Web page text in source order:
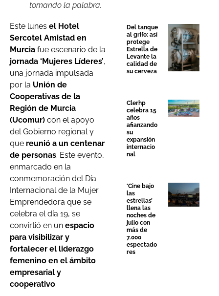
tomando la palabra.
Este lunes el Hotel
Sercotel Amistad en
Murcia fue escenario de la
jornada ‘Mujeres Líderes’,
una jornada impulsada
por la Unión de
Cooperativas de la
Región de Murcia
(Ucomur) con el apoyo
del Gobierno regional y
que reunió a un centenar
de personas. Este evento,
enmarcado en la
conmemoración del Día
Internacional de la Mujer
Emprendedora que se
celebra el día 19, se
convirtió en un espacio
para visibilizar y
fortalecer el liderazgo
femenino en el ámbito
empresarial y
cooperativo.
Del tanque
al grifo: así
protege
Estrella de
Levante la
calidad de
su cerveza
Clerhp
celebra 15
años
afianzando
su
expansión
internacio
nal
‘Cine bajo
las
estrellas’
llena las
noches de
julio con
más de
7.000
espectado
res